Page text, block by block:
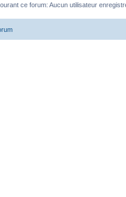
ce forum: Aucun utilisateur